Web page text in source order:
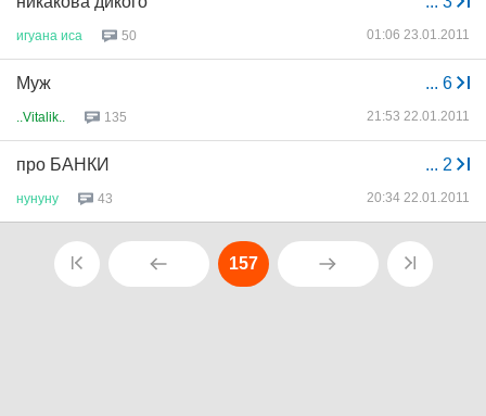
игуана иса 50 01:06 23.01.2011
... 6
Муж
..Vitalik.. 135 21:53 22.01.2011
... 2
про БАНКИ
нунуну 43 20:34 22.01.2011
157